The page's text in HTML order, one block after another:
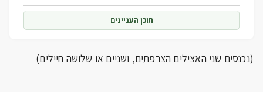
תוכן העניינים
(נכנסים שני האצילים הצרפתים, ושניים או שלושה חיילים)